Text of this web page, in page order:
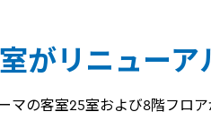
がリニューア
マの客室25室および8階フロ